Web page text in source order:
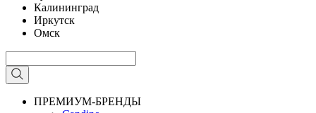
Калининград
Иркутск
Омск
ПРЕМИУМ-БРЕНДЫ